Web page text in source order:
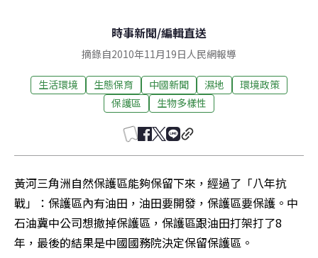
時事新聞/編輯直送
摘錄自2010年11月19日人民網報導
生活環境 生態保育 中國新聞 濕地
環境政策
保護區
生物多樣性
黃河三角洲自然保護區能夠保留下來，經過了「八年抗
戰」：保護區內有油田，油田要開發，保護區要保護。中
石油冀中公司想撤掉保護區，保護區跟油田打架打了8
年，最後的結果是中國國務院決定保留保護區。